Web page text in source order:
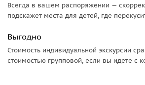
Всегда в вашем распоряжении —
подскажет места для детей, где
Выгодно
Стоимость индивидуальной экскурсии
стоимостью групповой, если вы идете с